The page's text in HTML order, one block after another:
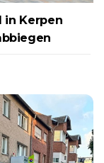
in Kerpen